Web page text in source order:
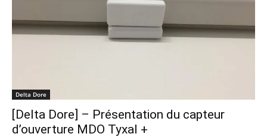
Delta Dore
[Delta Dore] – Présentation du capteur
d’ouverture MDO Tyxal +